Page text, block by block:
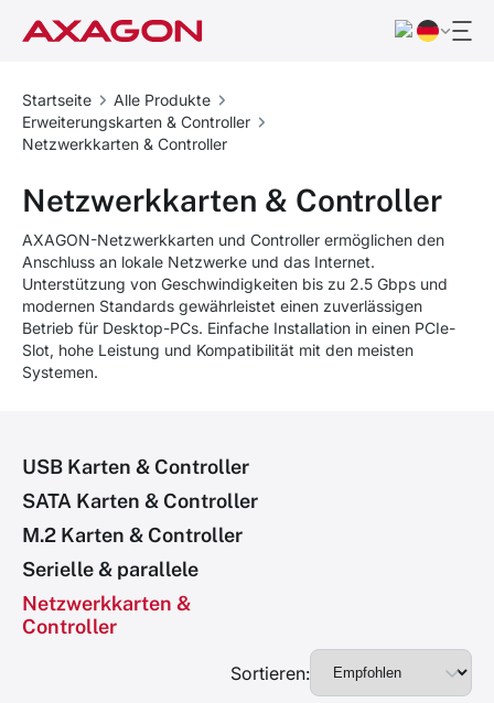
Startseite
Alle Produkte
Erweiterungskarten & Controller
Netzwerkkarten & Controller
Netzwerkkarten & Controller
AXAGON-Netzwerkkarten und Controller ermöglichen den
Anschluss an lokale Netzwerke und das Internet.
Unterstützung von Geschwindigkeiten bis zu 2.5 Gbps und
modernen Standards gewährleistet einen zuverlässigen
Betrieb für Desktop-PCs. Einfache Installation in einen PCIe-
Slot, hohe Leistung und Kompatibilität mit den meisten
Systemen.
USB Karten & Controller
SATA Karten & Controller
M.2 Karten & Controller
Serielle & parallele
Netzwerkkarten &
Controller
Sortieren: